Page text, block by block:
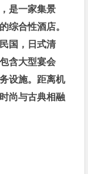
是一家集景
综合性酒店。
国，日式清
含大型宴会
设施。距离机
尚与古典相融